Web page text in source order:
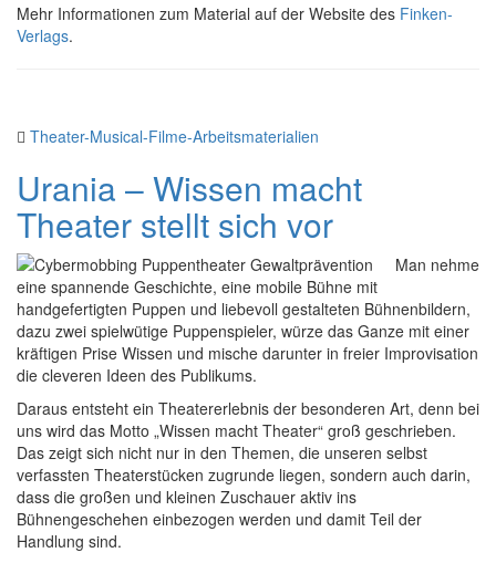
Mehr Informationen zum Material auf der Website des Finken-
Verlags.
Theater-Musical-Filme-Arbeitsmaterialien
Urania – Wissen macht
Theater stellt sich vor
Man nehme
eine spannende Geschichte, eine mobile Bühne mit
handgefertigten Puppen und liebevoll gestalteten Bühnenbildern,
dazu zwei spielwütige Puppenspieler, würze das Ganze mit einer
kräftigen Prise Wissen und mische darunter in freier Improvisation
die cleveren Ideen des Publikums.
Daraus entsteht ein Theatererlebnis der besonderen Art, denn bei
uns wird das Motto „Wissen macht Theater“ groß geschrieben.
Das zeigt sich nicht nur in den Themen, die unseren selbst
verfassten Theaterstücken zugrunde liegen, sondern auch darin,
dass die großen und kleinen Zuschauer aktiv ins
Bühnengeschehen einbezogen werden und damit Teil der
Handlung sind.